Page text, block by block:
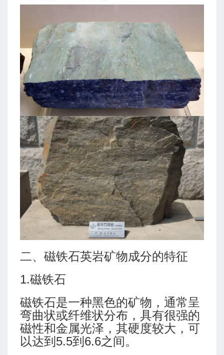
力特性
二、磁铁石英岩矿物成分的特征
1.磁铁石
磁铁石是一种黑色的矿物，通常呈
弯曲状或纤维状分布，具有很强的
磁性和金属光泽，其硬度较大，可
以达到5.5到6.6之间。